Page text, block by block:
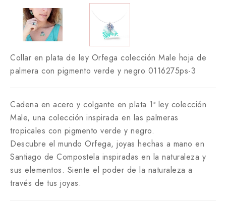
Collar en plata de ley Orfega colección Male hoja de
palmera con pigmento verde y negro 0116275ps-3
Cadena en acero y colgante en plata 1ª ley colección
Male, una colección inspirada en las palmeras
tropicales con pigmento verde y negro.
Descubre el mundo Orfega, joyas hechas a mano en
Santiago de Compostela inspiradas en la naturaleza y
sus elementos. Siente el poder de la naturaleza a
través de tus joyas.